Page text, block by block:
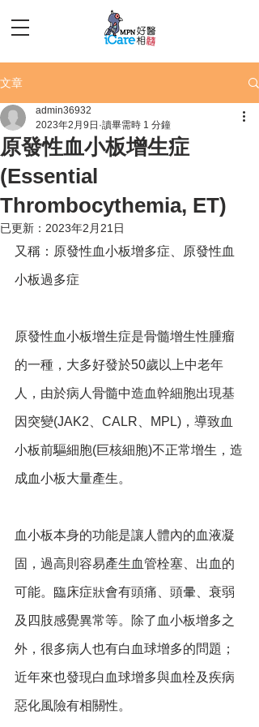
文章
原發性血小板增生症
(Essential
Thrombocythemia, ET)
admin36932
2023年2月9日 讀畢需時 1 分鐘
已更新： 2023年2月21日
又稱：原發性血小板增多症、原發性血
小板過多症
原發性血小板增生症是骨髓增生性腫瘤
的一種，大多好發於50歲以上中老年
人，由於病人骨髓中造血幹細胞出現基
因突變(JAK2、CALR、MPL)，導致血
小板前驅細胞(巨核細胞)不正常增生，造
成血小板大量產生。
血小板本身的功能是讓人體內的血液凝
固，過高則容易產生血管栓塞、出血的
可能。臨床症狀會有頭痛、頭暈、衰弱
及四肢感覺異常等。除了血小板增多之
外，很多病人也有白血球增多的問題；
近年來也發現白血球增多與血栓及疾病
惡化風險有相關性。